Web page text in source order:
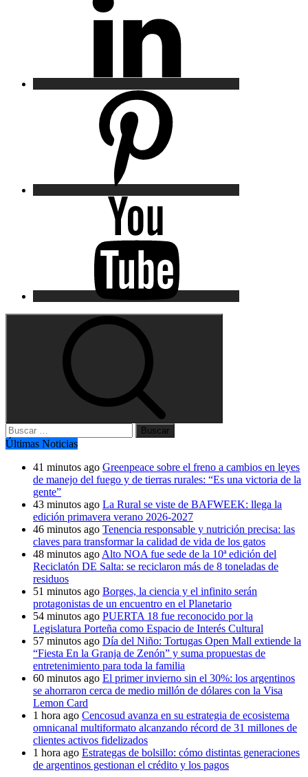
Buscar:
Últimas Noticias
41 minutos ago Greenpeace sobre el freno a cambios en leyes
de manejo del fuego y de tierras rurales: “Es una victoria de la
gente”
43 minutos ago La Rural se viste de BAFWEEK: llega la
edición primavera verano 2026-2027
46 minutos ago Tenencia responsable y nutrición precisa: las
claves para transformar la calidad de vida de los gatos
48 minutos ago Alto NOA fue sede de la 10ª edición del
Reciclatón DE Salta: se reciclaron más de 8 toneladas de
residuos
51 minutos ago Borges, la ciencia y el infinito serán
protagonistas de un encuentro en el Planetario
54 minutos ago PUERTA 18 fue reconocido por la
Legislatura Porteña como Espacio de Interés Cultural
57 minutos ago Día del Niño: Tortugas Open Mall extiende la
“Fiesta En la Granja de Zenón” y suma propuestas de
entretenimiento para toda la familia
60 minutos ago El primer invierno sin el 30%: los argentinos
se ahorraron cerca de medio millón de dólares con la Visa
Lemon Card
1 hora ago Cencosud avanza en su estrategia de ecosistema
omnicanal multiformato alcanzando récord de 31 millones de
clientes activos fidelizados
1 hora ago Estrategas de bolsillo: cómo distintas generaciones
de argentinos gestionan el crédito y los pagos